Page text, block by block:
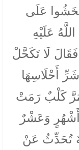
عَلَى
عَلَيْهِ
لَا تَكَحَّلْ
أَحْلَاسِهَا
كَلْبٌ رَمَتْ
أَشْهُرٍ وَعَشْرٌ
تُحَدِّثُ عَنْ